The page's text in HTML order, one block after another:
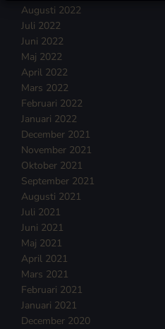
Augusti 2022
Juli 2022
Juni 2022
Maj 2022
April 2022
Mars 2022
Februari 2022
Januari 2022
December 2021
November 2021
Oktober 2021
September 2021
Augusti 2021
Juli 2021
Juni 2021
Maj 2021
April 2021
Mars 2021
Februari 2021
Januari 2021
December 2020